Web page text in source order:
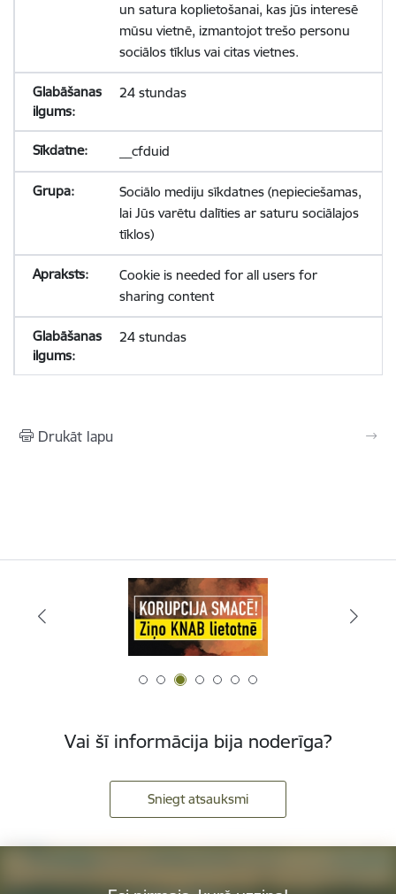
un satura koplietošanai, kas jūs interesē
mūsu vietnē, izmantojot trešo personu
sociālos tīklus vai citas vietnes.
24 stundas
__cfduid
Sociālo mediju sīkdatnes (nepieciešamas,
lai Jūs varētu dalīties ar saturu sociālajos
tīklos)
Cookie is needed for all users for
sharing content
24 stundas
Drukāt lapu
Vai šī informācija bija noderīga?
Sniegt atsauksmi